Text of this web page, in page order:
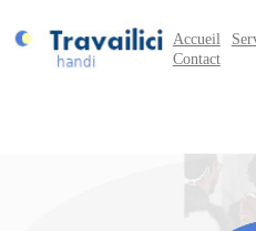
Accueil
Contact